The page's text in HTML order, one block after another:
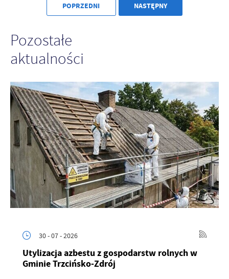
POPRZEDNI NASTĘPNY
Pozostałe
aktualności
30 - 07 - 2026
Utylizacja azbestu z gospodarstw rolnych w
Gminie Trzcińsko-Zdrój